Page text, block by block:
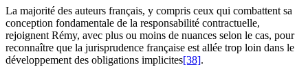
La majorité des auteurs français, y compris ceux qui combattent sa
conception fondamentale de la responsabilité contractuelle,
rejoignent Rémy, avec plus ou moins de nuances selon le cas, pour
reconnaître que la jurisprudence française est allée trop loin dans le
développement des obligations implicites[38].